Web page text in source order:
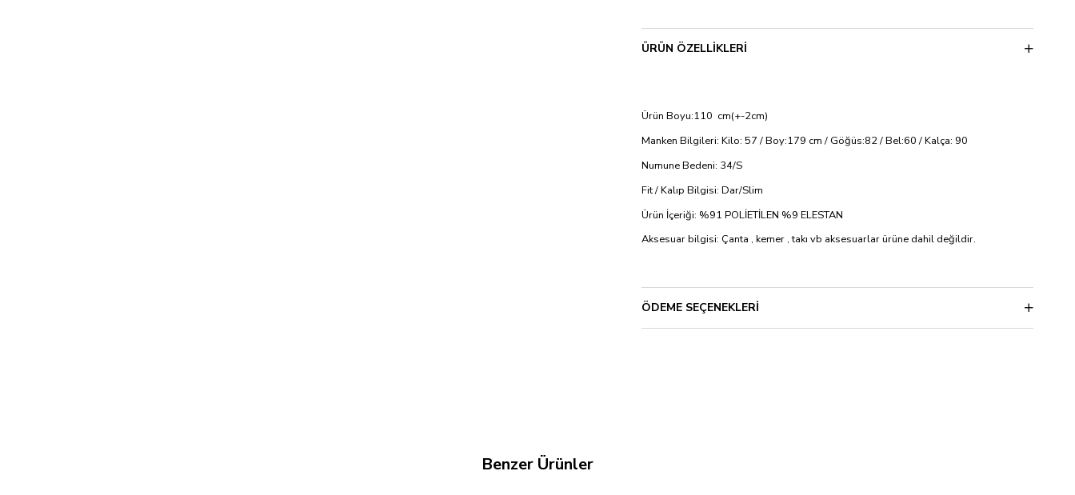
ÜRÜN ÖZELLIKLERI
Ürün Boyu:110 cm(+-2cm)
Manken Bilgileri: Kilo: 57 / Boy:179 cm / Göğüs:82 / Bel:60 / Kalça: 90
Numune Bedeni: 34/S
Fit / Kalıp Bilgisi: Dar/Slim
Ürün İçeriği: %91 POLİETİLEN %9 ELESTAN
Aksesuar bilgisi: Çanta , kemer , takı vb aksesuarlar ürüne dahil değildir.
ÖDEME SEÇENEKLERI
Benzer Ürünler